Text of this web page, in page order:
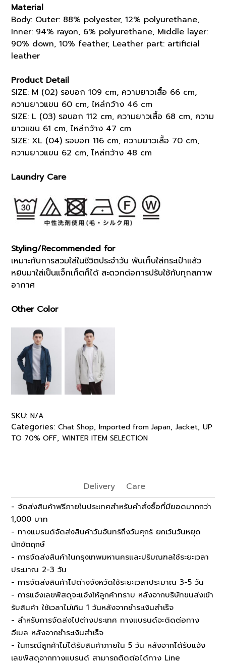
Material
Body: Outer: 88% polyester, 12% polyurethane,
Inner: 94% rayon, 6% polyurethane, Middle layer:
90% down, 10% feather, Leather part: artificial
leather
Product Detail
SIZE: M (02) รอบอก 109 cm, ความยาวเสื้อ 66 cm,
ความยาวแขน 60 cm, ไหล่กว้าง 46 cm
SIZE: L (03) รอบอก 112 cm, ความยาวเสื้อ 68 cm, ความ
ยาวแขน 61 cm, ไหล่กว้าง 47 cm
SIZE: XL (04) รอบอก 116 cm, ความยาวเสื้อ 70 cm,
ความยาวแขน 62 cm, ไหล่กว้าง 48 cm
Laundry Care
Styling/Recommended for
เหมาะกับการสวมใส่ในชีวิตประจำวัน พับเก็บใส่กระเป๋าแล้ว
หยิบมาใส่เป็นแจ็กเก็ตก็ได้ สะดวกต่อการปรับใช้กับทุกสภาพ
อากาศ
Other Color
SKU: N/A
Categories: Chat Shop, Imported from Japan, Jacket, UP
TO 70% OFF, WINTER ITEM SELECTION
Delivery Care
- จัดส่งสินค้าฟรีภายในประเทศสำหรับคำสั่งซื้อที่มียอดมากกว่า
1,000 บาท
- ทางแบรนด์จัดส่งสินค้าวันจันทร์ถึงวันศุกร์ ยกเว้นวันหยุด
นักขัตฤกษ์
- การจัดส่งสินค้าในกรุงเทพมหานครและปริมณฑลใช้ระยะเวลา
ประมาณ 2-3 วัน
- การจัดส่งสินค้าไปต่างจังหวัดใช้ระยะเวลาประมาณ 3-5 วัน
- การแจ้งเลขพัสดุจะแจ้งให้ลูกค้าทราบ หลังจากบริษัทขนส่งเข้า
รับสินค้า ใช้เวลาไม่เกิน 1 วันหลังจากชำระเงินสำเร็จ
- สำหรับการจัดส่งไปต่างประเทศ ทางแบรนด์จะติดต่อทาง
อีเมล หลังจากชำระเงินสำเร็จ
- ในกรณีลูกค้าไม่ได้รับสินค้าภายใน 5 วัน หลังจากได้รับแจ้ง
เลขพัสดุจากทางแบรนด์ สามารถติดต่อได้ทาง Line